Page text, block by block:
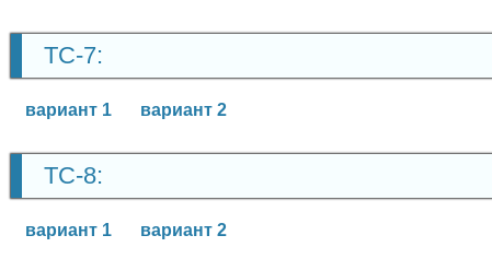
ТС-7:
вариант 1 вариант 2
ТС-8:
вариант 1 вариант 2